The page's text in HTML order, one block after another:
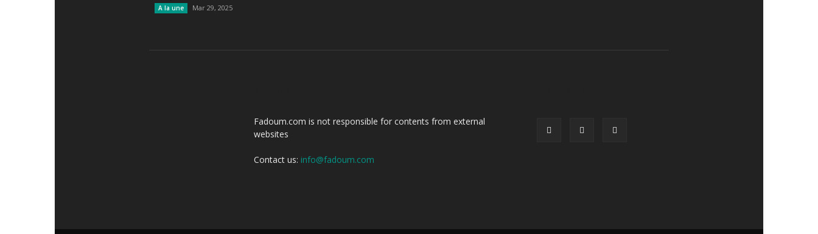
A la une Mar 29, 2025
Fadoum.com is not responsible for contents from external
websites
Contact us: info@fadoum.com